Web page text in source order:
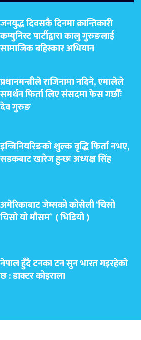
जनयुद्ध दिवसकै दिनमा क्रान्तिकारी
कम्युनिस्ट पार्टीद्वारा कालु गुरुङलाई
सामाजिक बहिस्कार अभियान
प्रधानमन्त्रीले राजिनामा नदिने, एमालेले
समर्थन फिर्ता लिए संसदमा फेस गर्छौंः
देव गुरुङ
इन्जिनियरिङको शुल्क वृद्धि फिर्ता नभए,
सडकबाट खारेज हुन्छः अध्यक्ष सिंह
अमेरिकाबाट जेम्सको कोसेली ‘चिसो
चिसो यो मौसम’ ( भिडियो )
नेपाल हुँदै टनका टन सुन भारत गइरहेको
छ : डाक्टर कोइराला